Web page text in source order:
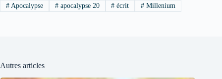
#Apocalypse #apocalypse 20 # écrit # Millenium
Autres articles